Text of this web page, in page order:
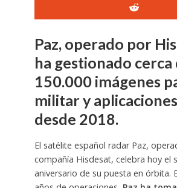
Paz, operado por
ha gestionado cerca
150.000 imágenes
militar y
desde 2018.
El satélite español radar Paz,
compañía Hisdesat, celebra hoy el
aniversario de su puesta en órbita.